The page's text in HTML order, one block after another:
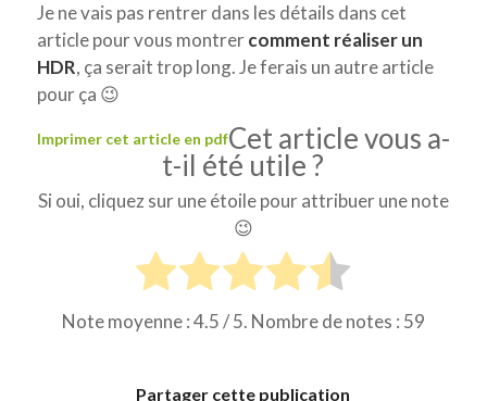
Je ne vais pas rentrer dans les détails dans cet
article pour vous montrercomment réaliser un
HDR, ça serait trop long. Je ferais un autre article
pour ça 😉
Imprimer cet article en pdfCet article vous a-
t-il été utile ?
Si oui, cliquez sur une étoile pour attribuer une note
😉
Note moyenne :4.5/ 5. Nombre de notes : 59
Partager cette publication